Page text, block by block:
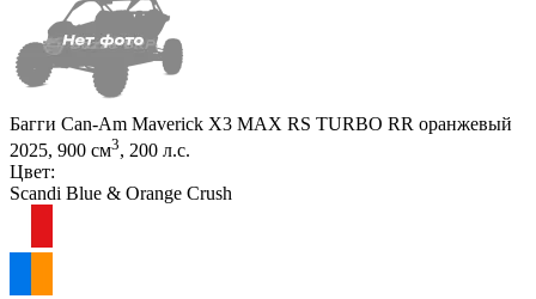
Багги Can-Am Maverick X3 MAX RS TURBO RR оранжевый
2025, 900 см3, 200 л.с.
Цвет:
Scandi Blue & Orange Crush